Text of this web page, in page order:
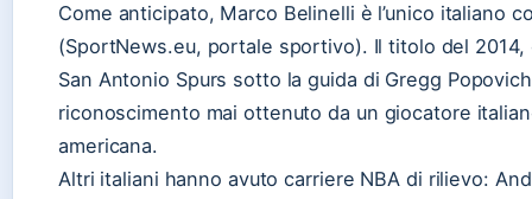
Come anticipato, Marco Belinelli è l’unico italiano
(SportNews.eu, portale sportivo). Il titolo del
San Antonio Spurs sotto la guida di Gregg
riconoscimento mai ottenuto da un giocatore
americana.
Altri italiani hanno avuto carriere NBA di rilievo: